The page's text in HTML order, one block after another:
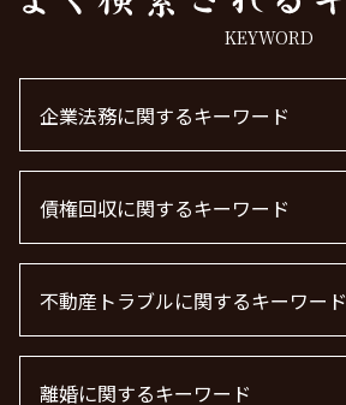
KEYWORD
企業法務に関するキーワード
企業法務
顧問弁護士とは
顧問弁護士 費用
企業法務 弁護士
顧問弁護士 個人事業主
m&a 弁護士
顧問弁護士 メリット
債権回収に関するキーワード
債権回収 無視
債権回収 弁護士 完全成功報酬
債権回収 弁護士 費用
借金 時効の援用 その後
不動産トラブルに関するキーワード
不動産 トラブル 相談 東京都
離婚に関するキーワード